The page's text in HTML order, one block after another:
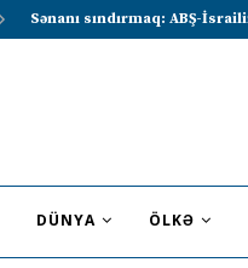
Lavrov Suriya prezidentini
DÜNYA ÖLKƏ